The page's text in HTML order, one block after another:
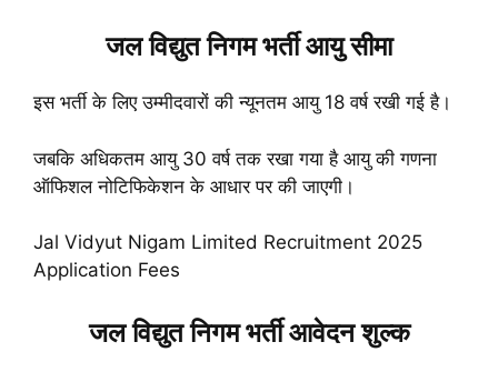
जल विद्युत निगम भर्ती आयु सीमा
इस भर्ती के लिए उम्मीदवारों की न्यूनतम आयु 18 वर्ष रखी गई है।
जबकि अधिकतम आयु 30 वर्ष तक रखा गया है आयु की गणना
ऑफिशल नोटिफिकेशन के आधार पर की जाएगी।
Jal Vidyut Nigam Limited Recruitment 2025
Application Fees
जल विद्युत निगम भर्ती आवेदन शुल्क